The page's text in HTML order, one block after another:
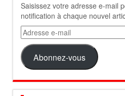
Saisissez votre adresse e-mail
notification à chaque nouvel
Adresse
e-
mail
Abonnez-vous